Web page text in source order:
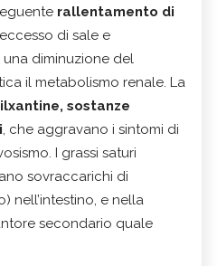
rallentamento di
di sale e
diminuzione del
il metabolismo renale. La
sostanze
, che aggravano i sintomi di
I grassi saturi
sovraccarichi di
nell’intestino, e nella
secondario quale